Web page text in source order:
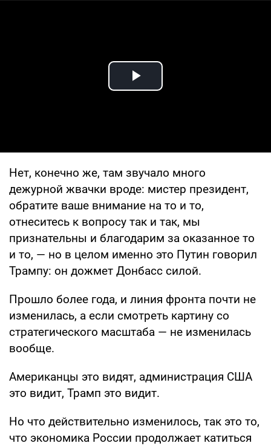
Play Video
Нет, конечно же, там звучало много
дежурной жвачки вроде: мистер президент,
обратите ваше внимание на то и то,
отнеситесь к вопросу так и так, мы
признательны и благодарим за оказанное то
и то, — но в целом именно это Путин говорил
Трампу: он дожмет Донбасс силой.
Прошло более года, и линия фронта почти не
изменилась, а если смотреть картину со
стратегического масштаба — не изменилась
вообще.
Американцы это видят, администрация США
это видит, Трамп это видит.
Но что действительно изменилось, так это то,
что экономика России продолжает катиться